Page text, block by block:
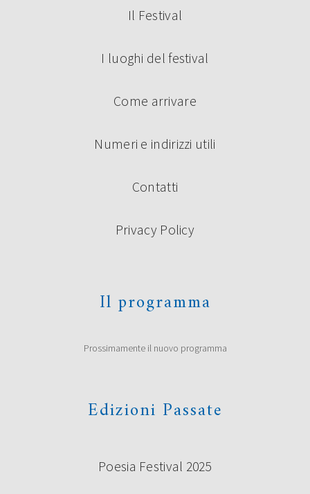
Il Festival
I luoghi del festival
Come arrivare
Numeri e indirizzi utili
Contatti
Privacy Policy
Il programma
Prossimamente il nuovo programma
Edizioni Passate
Poesia Festival 2025